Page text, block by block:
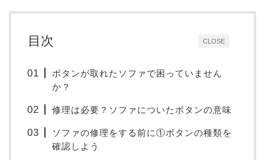
CLOSE
目次
ボタンが取れたソファで困っていません
か？
修理は必要？ソファについたボタンの意味
ソファの修理をする前に①ボタンの種類を
確認しよう